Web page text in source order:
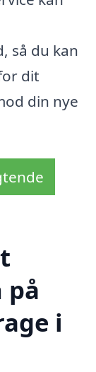
så du kan
dit
din nye
på
i